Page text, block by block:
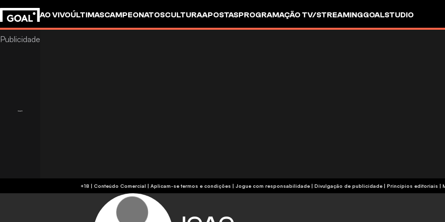
AO VIVOÚLTIMASCAMPEONATOSCULTURAAPOSTASPROGRAMAÇÃO TV/STREAMINGGOALSTUDIO
+18 | Conteúdo Comercial | Aplicam-se termos e condições | Jogue com responsabilidade | Divulgação de publicidade | Princípios editoriais |